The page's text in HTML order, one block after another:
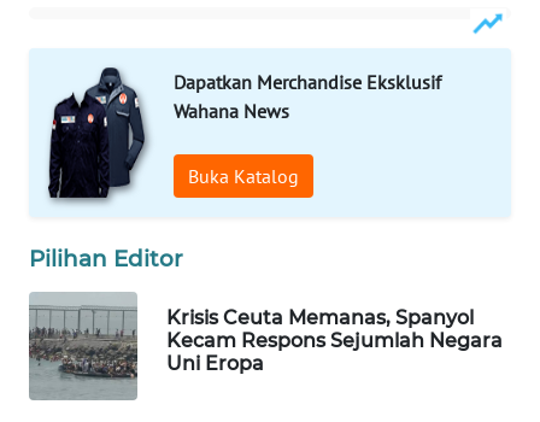
Dapatkan Merchandise Eksklusif
Wahana News
Buka Katalog
Pilihan Editor
Krisis Ceuta Memanas, Spanyol
Kecam Respons Sejumlah Negara
Uni Eropa
SPORT
WAHANA
UMKM
WAHANA
WAHANA
PERSONA
WAHANA